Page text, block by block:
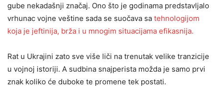
gube nekadašnji značaj. Ono što je godinama predstavljalo
vrhunac vojne veštine sada se suočava sa tehnologijom
koja je jeftinija, brža i u mnogim situacijama efikasnija.
Rat u Ukrajini zato sve više liči na trenutak velike tranzicije
u vojnoj istoriji. A sudbina snajperista možda je samo prvi
znak koliko će duboke te promene tek postati.